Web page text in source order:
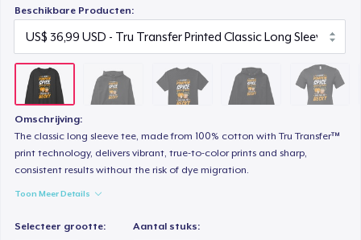
Beschikbare Producten:
Omschrijving:
The classic long sleeve tee, made from 100% cotton with Tru Transfer™
print technology, delivers vibrant, true-to-color prints and sharp,
consistent results without the risk of dye migration.
Toon Meer Details
Selecteer grootte: Aantal stuks:
Unisex Classic Crewneck Sweatshirt
US$ 32,99
Women's Classic Tee
US$ 23,99
Heavy Tee
US$ 44,99